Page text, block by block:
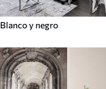
Blanco y negro